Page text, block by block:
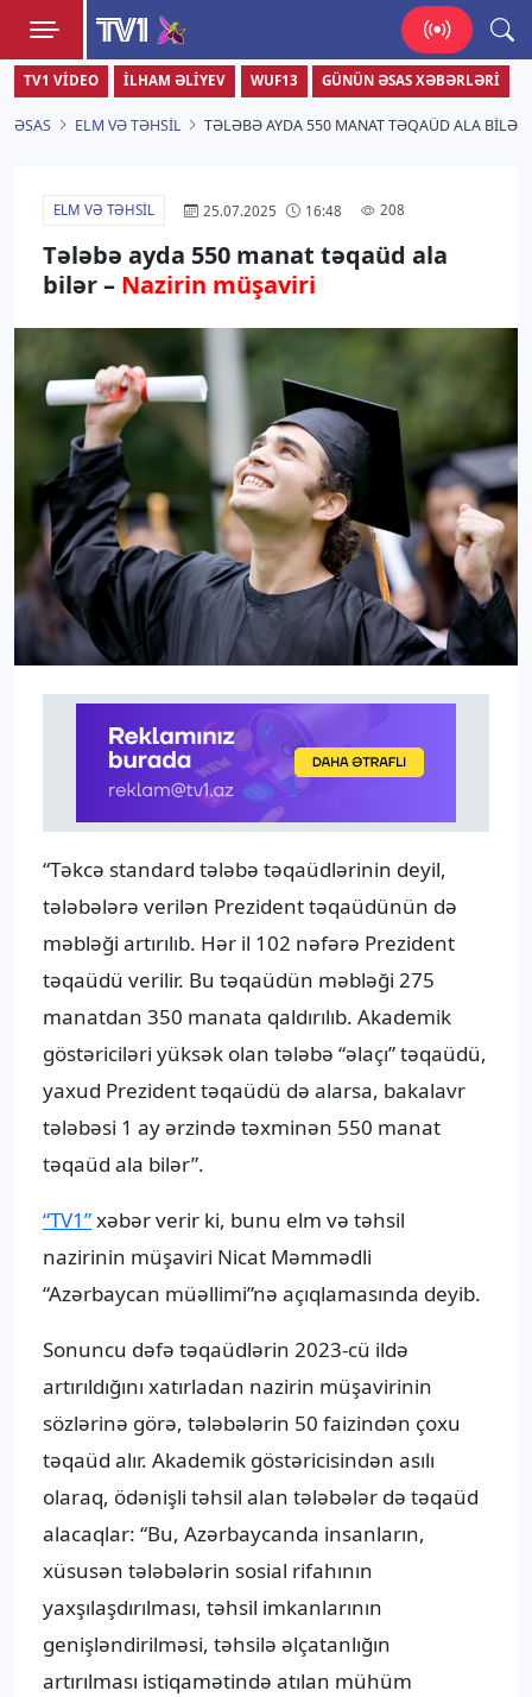
TV1
Zamanı bizimlə yaşa!
TV1 VIDEO İLHAM ƏLIYEV WUF13 GÜNÜN ƏSAS XƏBƏRLƏRI
ƏSAS ELM VƏ TƏHSIL TƏLƏBƏ AYDA 550 MANAT TƏQAÜD ALA BILƏR
ELM VƏ TƏHSIL 25.07.2025 16:48 208
Tələbə ayda 550 manat təqaüd ala
bilər – Nazirin müşaviri
“Təkcə standard tələbə təqaüdlərinin deyil,
tələbələrə verilən Prezident təqaüdünün də
məbləği artırılıb. Hər il 102 nəfərə Prezident
təqaüdü verilir. Bu təqaüdün məbləği 275
manatdan 350 manata qaldırılıb. Akademik
göstəriciləri yüksək olan tələbə “əlaçı” təqaüdü,
yaxud Prezident təqaüdü də alarsa, bakalavr
tələbəsi 1 ay ərzində təxminən 550 manat
təqaüd ala bilər”.
“TV1”xəbər verir ki, bunu elm və təhsil
nazirinin müşaviri Nicat Məmmədli
“Azərbaycan müəllimi”nə açıqlamasında deyib.
Sonuncu dəfə təqaüdlərin 2023-cü ildə
artırıldığını xatırladan nazirin müşavirinin
sözlərinə görə, tələbələrin 50 faizindən çoxu
təqaüd alır. Akademik göstəricisindən asılı
olaraq, ödənişli təhsil alan tələbələr də təqaüd
alacaqlar: “Bu, Azərbaycanda insanların,
xüsusən tələbələrin sosial rifahının
yaxşılaşdırılması, təhsil imkanlarının
genişləndirilməsi, təhsilə əlçatanlığın
artırılması istiqamətində atılan mühüm